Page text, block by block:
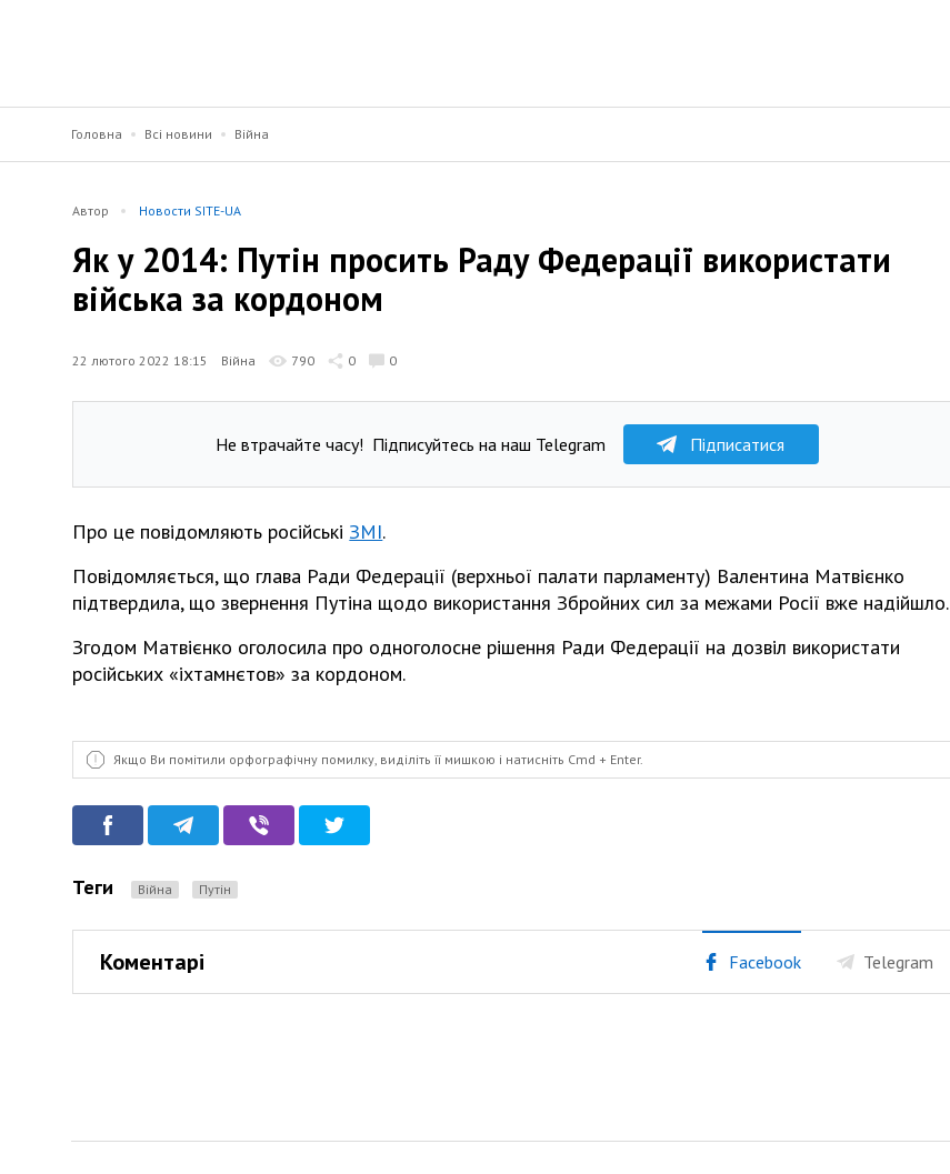
Головна Всі новини Війна
Автор Новости SITE-UA
Як у 2014: Путін просить Раду Федерації використати
війська за кордоном
22 лютого 2022 18:15 Війна 790 0 0
Не втрачайте часу! Підписуйтесь на наш Telegram Підписатися
Про це повідомляють російські ЗМІ.
Повідомляється, що глава Ради Федерації (верхньої палати парламенту) Валентина Матвієнко
підтвердила, що звернення Путіна щодо використання Збройних сил за межами Росії вже надійшло.
Згодом Матвієнко оголосила про одноголосне рішення Ради Федерації на дозвіл використати
російських «іхтамнєтов» за кордоном.
Якщо Ви помітили орфографічну помилку, виділіть її мишкою і натисніть Cmd + Enter.
Теги Війна Путін
Коментарі Facebook Telegram